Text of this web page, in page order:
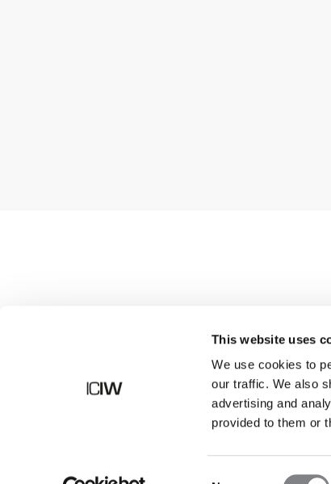
This website uses
We use cookies to
our traffic. We also
advertising and
provided to them or
Shop